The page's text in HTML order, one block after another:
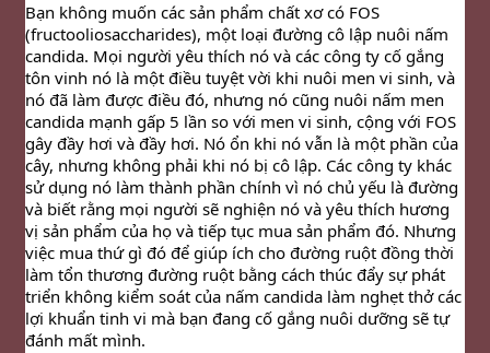
Bạn không muốn các sản phẩm chất xơ có FOS
(fructooliosaccharides), một loại đường cô lập nuôi nấm
candida. Mọi người yêu thích nó và các công ty cố gắng
tôn vinh nó là một điều tuyệt vời khi nuôi men vi sinh, và
nó đã làm được điều đó, nhưng nó cũng nuôi nấm men
candida mạnh gấp 5 lần so với men vi sinh, cộng với FOS
gây đầy hơi và đầy hơi. Nó ổn khi nó vẫn là một phần của
cây, nhưng không phải khi nó bị cô lập. Các công ty khác
sử dụng nó làm thành phần chính vì nó chủ yếu là đường
và biết rằng mọi người sẽ nghiện nó và yêu thích hương
vị sản phẩm của họ và tiếp tục mua sản phẩm đó. Nhưng
việc mua thứ gì đó để giúp ích cho đường ruột đồng thời
làm tổn thương đường ruột bằng cách thúc đẩy sự phát
triển không kiểm soát của nấm candida làm nghẹt thở các
lợi khuẩn tinh vi mà bạn đang cố gắng nuôi dưỡng sẽ tự
đánh mất mình.